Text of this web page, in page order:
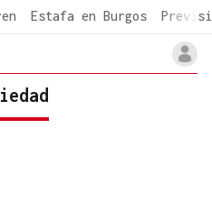
Estafa en Burgos